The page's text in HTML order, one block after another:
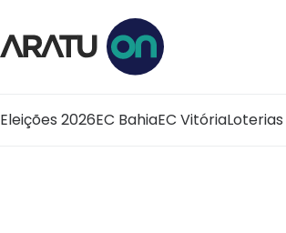
Eleições 2026EC BahiaEC VitóriaLoterias